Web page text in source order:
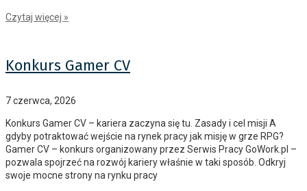
Czytaj więcej »
Konkurs Gamer CV
7 czerwca, 2026
Konkurs Gamer CV – kariera zaczyna się tu. Zasady i cel misji A
gdyby potraktować wejście na rynek pracy jak misję w grze RPG?
Gamer CV – konkurs organizowany przez Serwis Pracy GoWork.pl –
pozwala spojrzeć na rozwój kariery właśnie w taki sposób. Odkryj
swoje mocne strony na rynku pracy